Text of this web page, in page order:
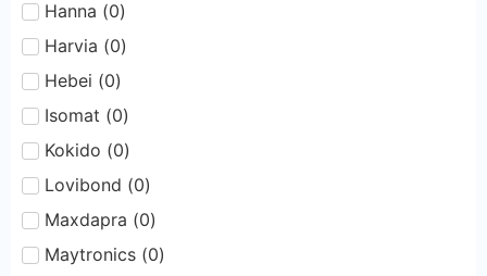
Hanna (0)
Harvia (0)
Hebei (0)
Isomat (0)
Kokido (0)
Lovibond (0)
Maxdapra (0)
Maytronics (0)